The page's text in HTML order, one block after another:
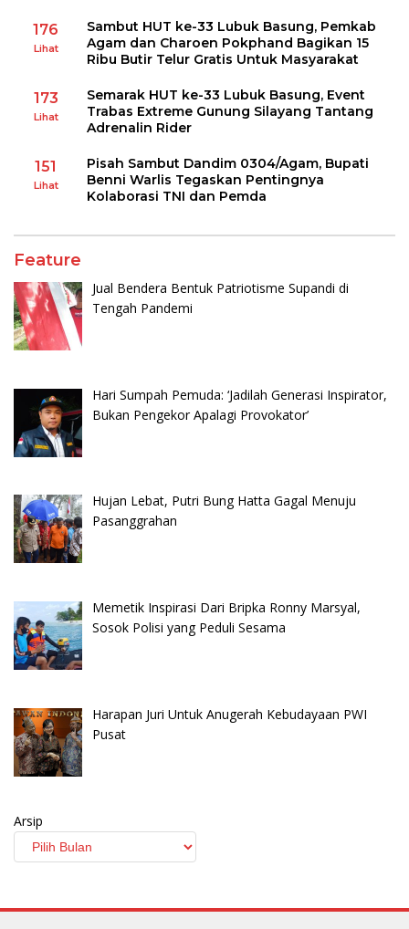
176
Lihat
Sambut HUT ke-33 Lubuk Basung, Pemkab
Agam dan Charoen Pokphand Bagikan 15
Ribu Butir Telur Gratis Untuk Masyarakat
173
Lihat
Semarak HUT ke-33 Lubuk Basung, Event
Trabas Extreme Gunung Silayang Tantang
Adrenalin Rider
151
Lihat
Pisah Sambut Dandim 0304/Agam, Bupati
Benni Warlis Tegaskan Pentingnya
Kolaborasi TNI dan Pemda
Feature
Jual Bendera Bentuk Patriotisme Supandi di
Tengah Pandemi
Hari Sumpah Pemuda: ‘Jadilah Generasi Inspirator,
Bukan Pengekor Apalagi Provokator’
Hujan Lebat, Putri Bung Hatta Gagal Menuju
Pasanggrahan
Memetik Inspirasi Dari Bripka Ronny Marsyal,
Sosok Polisi yang Peduli Sesama
Harapan Juri Untuk Anugerah Kebudayaan PWI
Pusat
Arsip